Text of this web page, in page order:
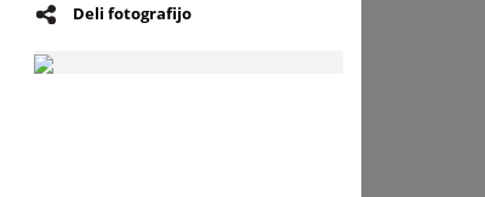
Deli fotografijo